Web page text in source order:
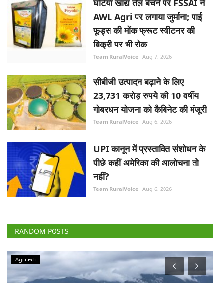
घटिया खाद्य तेल बेचने पर FSSAI ने
AWL Agri पर लगाया जुर्माना; पाई
फूड्स की मोंक फ्रूट स्वीटनर की
बिक्री पर भी रोक
Team RuralVoice Aug 7, 2026
सीबीजी उत्पादन बढ़ाने के लिए
23,731 करोड़ रुपये की 10 वर्षीय
गोबरधन योजना को कैबिनेट की मंजूरी
Team RuralVoice Aug 6, 2026
UPI कानून में प्रस्तावित संशोधन के
पीछे कहीं अमेरिका की आलोचना तो
नहीं?
Team RuralVoice Aug 6, 2026
RANDOM POSTS
Agriculture Conclave and NACOF Awards 2022